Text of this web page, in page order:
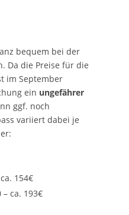
bequem bei der
Da die Preise für die
im September
ein ungefährer
ggf. noch
variiert dabei je
154€
– ca. 193€